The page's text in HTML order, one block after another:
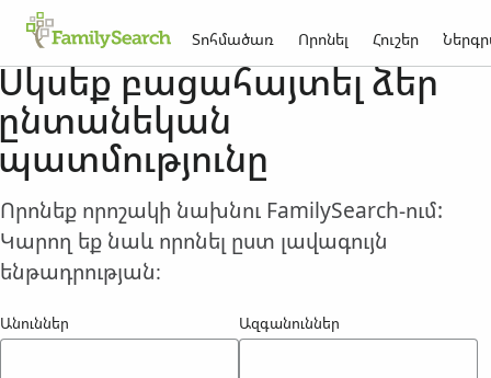
Տոհմածառ Որոնել Հուշեր
բացահայտել ձեր
Որոնեք որոշակի նախնու FamilySearch-ում:
Կարող եք նաև որոնել ըստ լավագույն
ենթադրության։
Անուններ Ազգանուններ